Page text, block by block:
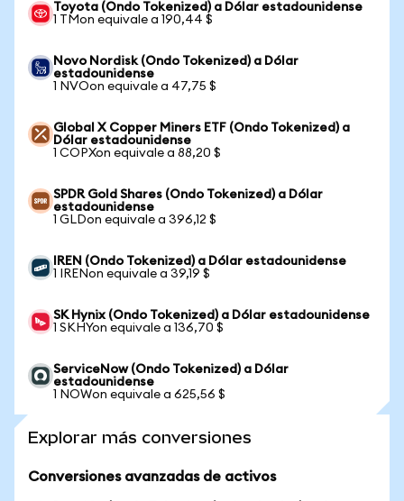
Toyota (Ondo Tokenized) a Dólar estadounidense
1 TMon equivale a 190,44 $
Novo Nordisk (Ondo Tokenized) a Dólar
estadounidense
1 NVOon equivale a 47,75 $
Global X Copper Miners ETF (Ondo Tokenized) a
Dólar estadounidense
1 COPXon equivale a 88,20 $
SPDR Gold Shares (Ondo Tokenized) a Dólar
estadounidense
1 GLDon equivale a 396,12 $
IREN (Ondo Tokenized) a Dólar estadounidense
1 IRENon equivale a 39,19 $
SK Hynix (Ondo Tokenized) a Dólar estadounidense
1 SKHYon equivale a 136,70 $
ServiceNow (Ondo Tokenized) a Dólar
estadounidense
1 NOWon equivale a 625,56 $
Explorar más conversiones
Conversiones avanzadas de activos